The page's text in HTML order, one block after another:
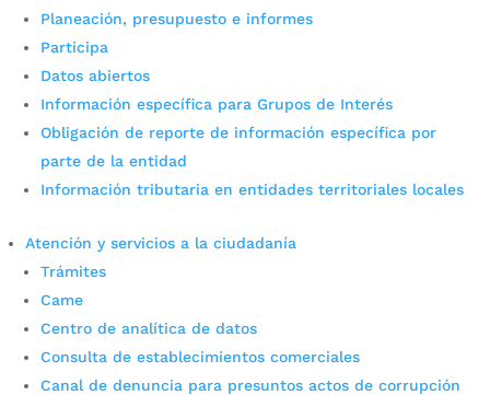
Planeación, presupuesto e informes
Participa
Datos abiertos
Información específica para Grupos de Interés
Obligación de reporte de información específica por
parte de la entidad
Información tributaria en entidades territoriales locales
Atención y servicios a la ciudadanía
Trámites
Came
Centro de analítica de datos
Consulta de establecimientos comerciales
Canal de denuncia para presuntos actos de corrupción
Así van las cifras sobre pobreza
extrema en Bucaramanga
por admin_prensa
La Secretaría de Planeación presentó al Concejo
Municipal el seguimiento al Marco de lucha contra la
pobreza extrema. La Secretaría de Planeación de
Bucaramanga presentó ante el Concejo Municipal el...